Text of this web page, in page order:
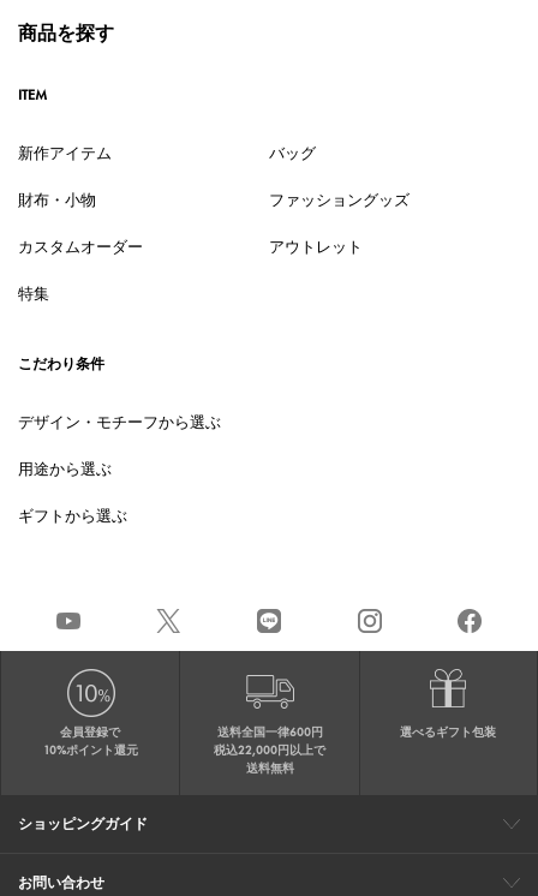
商品を探す
ITEM
新作アイテム バッグ
財布・小物 ファッショングッズ
カスタムオーダー アウトレット
特集
こだわり条件
デザイン・モチーフから選ぶ
用途から選ぶ
ギフトから選ぶ
会員登録で
10%ポイント還元
送料全国一律600円
税込22,000円以上で
送料無料
選べるギフト包装
ショッピングガイド
会員特典
ご購入・配送について
返品について
ギフト包装
FAQ
サイトマップ
お問い合わせ